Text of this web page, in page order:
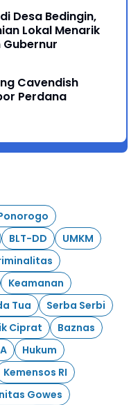
Desa Bedingin,
Lokal Menarik
Cavendish
Perdana
BLT-DD
UMKM
Keamanan
Tua
Serba Serbi
Ciprat
Baznas
Hukum
Kemensos RI
Gowes